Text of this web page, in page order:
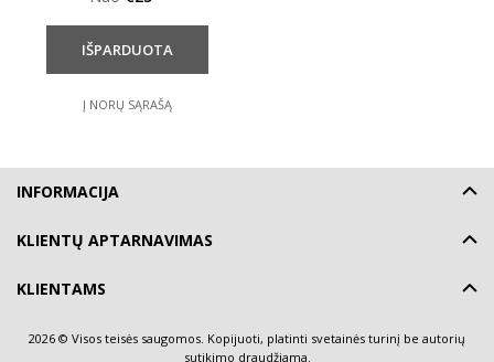
Į NORŲ SĄRAŠĄ
INFORMACIJA
KLIENTŲ APTARNAVIMAS
KLIENTAMS
2026 © Visos teisės saugomos. Kopijuoti, platinti svetainės turinį be autorių
sutikimo draudžiama.